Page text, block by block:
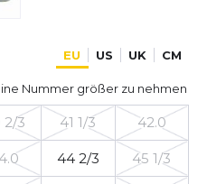
EU US UK CM
Nummer größer zu nehmen
2/3 41 1/3 42.0
44 2/3 45 1/3